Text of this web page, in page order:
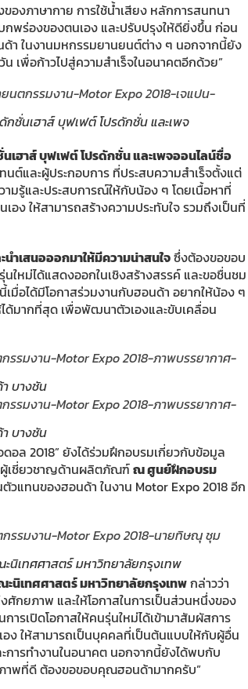
องภาษากาย การใช้น้ำเสียง หลักการสนทนา
พร่องของตนเอง และปรับปรุงให้ดียิ่งขึ้น ก่อน
ด้า ในงานมหกรรมยานยนต์ต่าง ๆ นอกจากนี้ยัง
เพื่อก้าวไปสู่ความสำเร็จในอนาคตอีกด้วย”
ชั่นเฮาส์ บุฟเฟต์ โปรดักชั่น และเพจ
ฮาส์ บุฟเฟต์ โปรดักชั่น และเพจออนไลน์ชื่อ
ต์และผู้ประกอบการ ที่ประสบความสำเร็จตั้งแต่
มรู้และประสบการณ์ให้กับน้อง ๆ โดยเนื้อหาที่
ง ให้สามารถสร้างความประทับใจ รวมถึงเป็นที่
ำเสนอออกมาให้มีความน่าสนใจซึ่งต้องขอขอบ
ใหม่ได้แสดงออกในเชิงสร้างสรรค์ และขอชื่นชม
มื่อได้มีโอกาสร่วมงานกับฮอนด้า อยากให้น้อง ๆ
ด้มากที่สุด เพื่อพัฒนาตัวเองและขับเคลื่อน
บางชัน
บางชัน
อล 2018” ยังได้ร่วมฝึกอบรมเกี่ยวกับข้อมูล
เชี่ยวชาญด้านผลิตภัณฑ์ณ ศูนย์ฝึกอบรม
วแทนของฮอนด้า ในงาน Motor Expo 2018 อีก
เทศศาสตร์ มหาวิทยาลัยกรุงเทพ
นิเทศศาสตร์ มหาวิทยาลัยกรุงเทพกล่าวว่า
กยภาพ และให้โอกาสในการเป็นส่วนหนึ่งของ
ารเปิดโอกาสให้คนรุ่นใหม่ได้เข้ามาสัมผัสการ
ง ให้สามารถเป็นบุคคลที่เป็นต้นแบบให้กับผู้อื่น
ะการทำงานในอนาคต นอกจากนี้ยังได้พบกับ
าพที่ดี ต้องขอขอบคุณฮอนด้ามากครับ”